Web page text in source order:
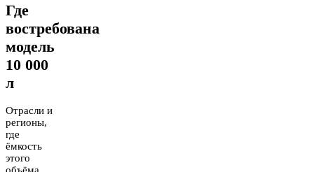
Где
востребована
модель
10 000
л
Отрасли и
регионы,
где
ёмкость
этого